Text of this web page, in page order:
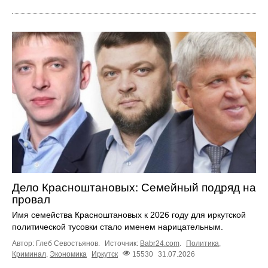
Дело Красноштановых: Семейный подряд на
провал
Имя семейства Красноштановых к 2026 году для иркутской
политической тусовки стало именем нарицательным.
Автор: Глеб Севостьянов. Источник: Babr24.com. Политика,
Криминал Экономика Иркутск 15530 31.07.2026